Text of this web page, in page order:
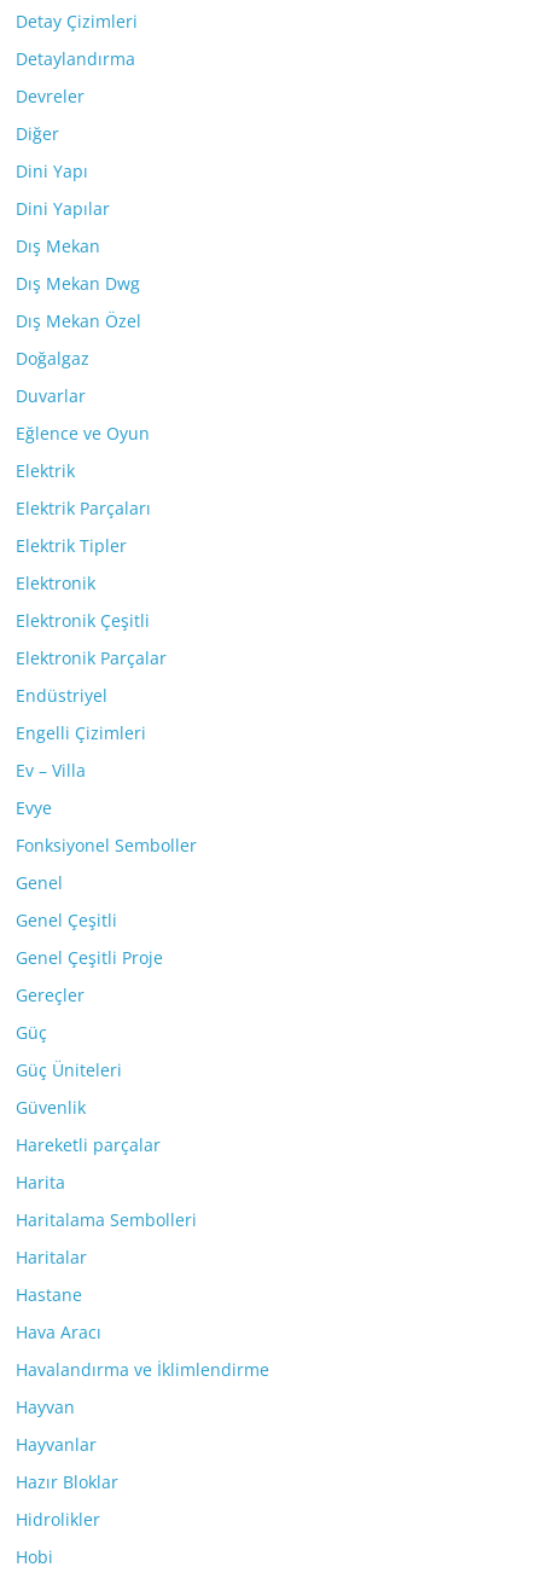
Detay Çizimleri
Detaylandırma
Devreler
Diğer
Dini Yapı
Dini Yapılar
Dış Mekan
Dış Mekan Dwg
Dış Mekan Özel
Doğalgaz
Duvarlar
Eğlence ve Oyun
Elektrik
Elektrik Parçaları
Elektrik Tipler
Elektronik
Elektronik Çeşitli
Elektronik Parçalar
Endüstriyel
Engelli Çizimleri
Ev – Villa
Evye
Fonksiyonel Semboller
Genel
Genel Çeşitli
Genel Çeşitli Proje
Gereçler
Güç
Güç Üniteleri
Güvenlik
Hareketli parçalar
Harita
Haritalama Sembolleri
Haritalar
Hastane
Hava Aracı
Havalandırma ve İklimlendirme
Hayvan
Hayvanlar
Hazır Bloklar
Hidrolikler
Hobi